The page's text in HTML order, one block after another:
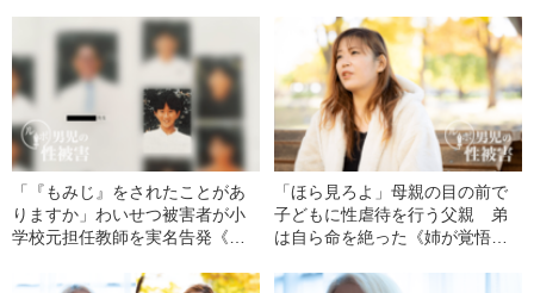
「『もみじ』をされたことがあ
りますか」わいせつ被害者が小
学校元担任教師を実名告発《法
「ほら見ろよ」母親の目の前で
子どもに性虐待を行う父親 弟
は自ら命を絶った《姉が覚悟の
記事